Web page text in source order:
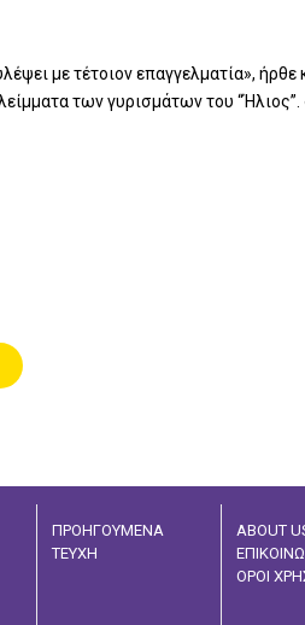
με τέτοιον επαγγελματία»,
των γυρισμάτων του “Ήλιος”.
ΠΡΟΗΓΟΥΜΕΝΑ
ΤΕΥΧΗ
ABOUT
ΟΡΟΙ